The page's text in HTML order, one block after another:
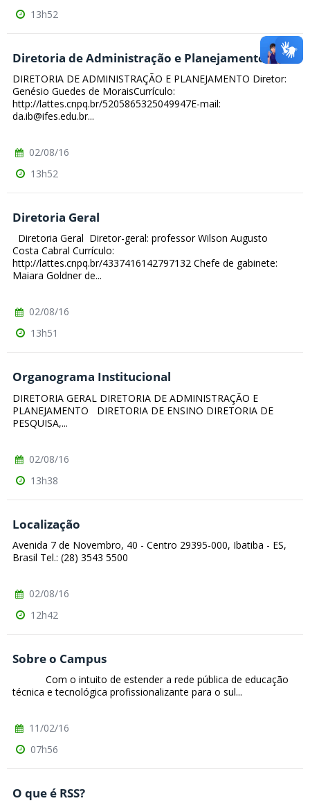
13h52
Diretoria de Administração e Planejamento
DIRETORIA DE ADMINISTRAÇÃO E PLANEJAMENTO Diretor:
Genésio Guedes de MoraisCurrículo:
http://lattes.cnpq.br/5205865325049947E-mail:
da.ib@ifes.edu.br...
02/08/16
13h52
Diretoria Geral
Diretoria Geral Diretor-geral: professor Wilson Augusto
Costa Cabral Currículo:
http://lattes.cnpq.br/4337416142797132 Chefe de gabinete:
Maiara Goldner de...
02/08/16
13h51
Organograma Institucional
DIRETORIA GERAL DIRETORIA DE ADMINISTRAÇÃO E
PLANEJAMENTO DIRETORIA DE ENSINO DIRETORIA DE
PESQUISA,...
02/08/16
13h38
Localização
Avenida 7 de Novembro, 40 - Centro 29395-000, Ibatiba - ES,
Brasil Tel.: (28) 3543 5500
02/08/16
12h42
Sobre o Campus
Com o intuito de estender a rede pública de educação
técnica e tecnológica profissionalizante para o sul...
11/02/16
07h56
O que é RSS?